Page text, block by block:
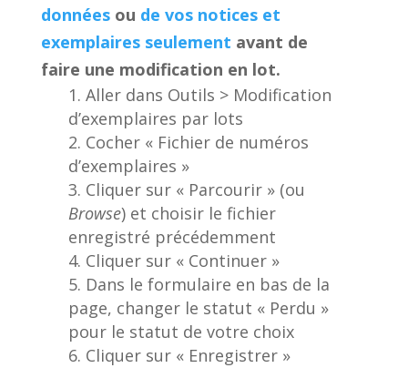
donnéesou de vos notices et
exemplaires seulement avant de
faire une modification en lot.
Aller dans Outils > Modification
d’exemplaires par lots
Cocher « Fichier de numéros
d’exemplaires »
Cliquer sur « Parcourir » (ou
Browse) et choisir le fichier
enregistré précédemment
Cliquer sur « Continuer »
Dans le formulaire en bas de la
page, changer le statut « Perdu »
pour le statut de votre choix
Cliquer sur « Enregistrer »